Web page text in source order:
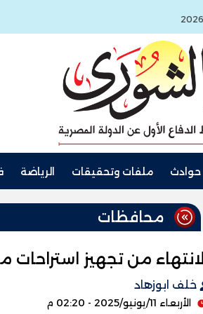
حوادث ملفات وتحقيقات الرياضة
محافظات
الانتهاء من تجهيز
خلف ابوزهاد
الأربعاء 11/يونيو/2025 - 02:20 م